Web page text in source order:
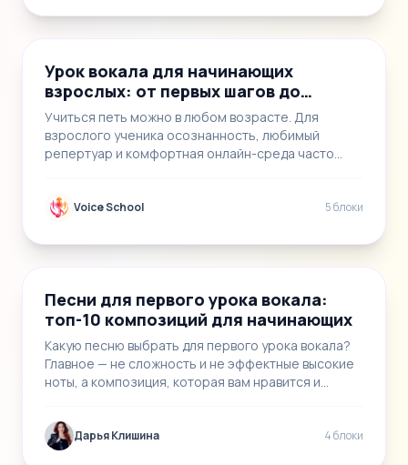
📝5
Урок вокала для начинающих
взрослых: от первых шагов до
экстрим-техник
Учиться петь можно в любом возрасте. Для
взрослого ученика осознанность, любимый
репертуар и комфортная онлайн-среда часто
Voice School 5 блоки
📝4
Песни для первого урока вокала:
топ-10 композиций для начинающих
Какую песню выбрать для первого урока вокала?
Главное — не сложность и не эффектные высокие
ноты, а композиция, которая вам нравится и
Дарья Клишина 4 блоки